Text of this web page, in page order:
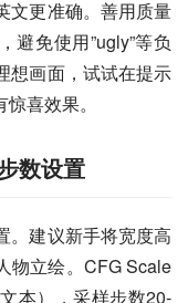
文更准确。善用质量
避免使用”ugly”等负
想画面，试试在提示
喜效果。
数设置
。建议新手将宽度高
物立绘。CFG Scale
本），采样步数20-